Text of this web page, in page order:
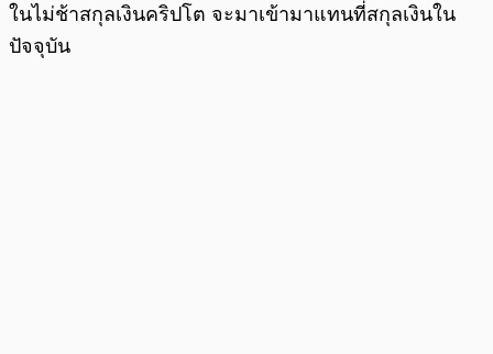
ในไม่ช้าสกุลเงินคริปโต จะมาเข้ามาแทนที่สกุลเงินใน
ปัจจุบัน